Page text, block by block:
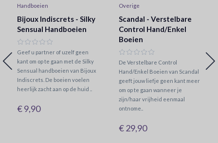
Handboeien
Bijoux Indiscrets - Silky
Sensual Handboeien
Geef u partner of uzelf geen
kant om op te gaan met de Silky
Sensual handboeien van Bijoux
Indiscrets. De boeien voelen
heerlijk zacht aan op de huid ..
€ 9,90
Overige
Scandal - Verstelbare
Control Hand/Enkel
Boeien
De Verstelbare Control
Hand/Enkel Boeien van Scandal
geeft jouw liefje geen kant meer
om op te gaan wanneer je
zijn/haar vrijheid eenmaal
ontnome..
€ 29,90